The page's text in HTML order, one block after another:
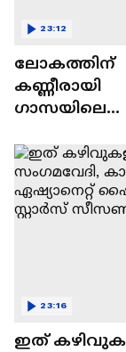
ലോകത്തിന്
കണ്ണീരായി
ഗാസയിലെ
കുഞ്ഞുങ്ങൾ
23:12
ഇത്
23:16